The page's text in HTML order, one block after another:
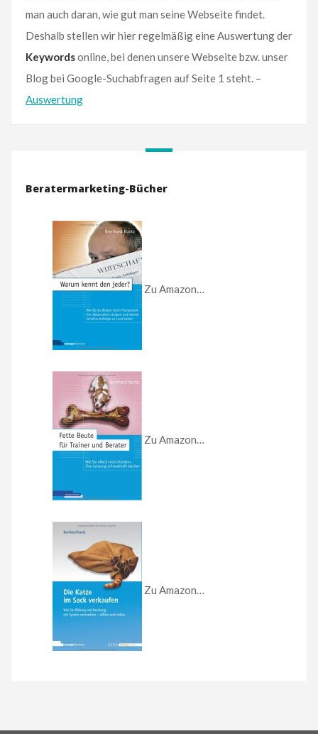
man auch daran, wie gut man seine Webseite findet.
Deshalb stellen wir hier regelmäßig eine Auswertung der
Keywordsonline, bei denen unsere Webseite bzw. unser
Blog bei Google-Suchabfragen auf Seite 1 steht. –
Auswertung
Beratermarketing-Bücher
Zu Amazon…
Zu Amazon…
Zu Amazon…